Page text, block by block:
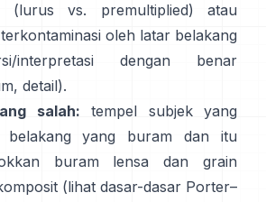
(lurus vs. premultiplied) atau
oleh latar belakang
interpretasi dengan benar
, detail).
salah: tempel subjek yang
yang buram dan itu
buram lensa dan grain
(lihat dasar-dasar Porter–